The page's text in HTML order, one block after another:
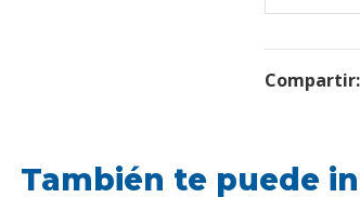
Compartir:
También te puede